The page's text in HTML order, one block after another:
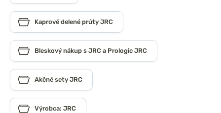
Kaprové delené prúty JRC
Bleskový nákup s JRC a Prologic JRC
Akčné sety JRC
Výrobca: JRC